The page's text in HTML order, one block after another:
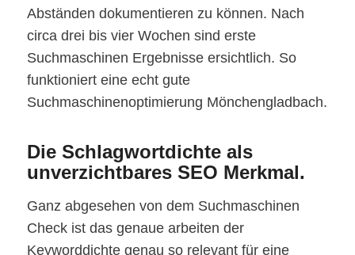
Abständen dokumentieren zu können. Nach
circa drei bis vier Wochen sind erste
Suchmaschinen Ergebnisse ersichtlich. So
funktioniert eine echt gute
Suchmaschinenoptimierung Mönchengladbach.
Die Schlagwortdichte als
unverzichtbares SEO Merkmal.
Ganz abgesehen von dem Suchmaschinen
Check ist das genaue arbeiten der
Keyworddichte genau so relevant für eine